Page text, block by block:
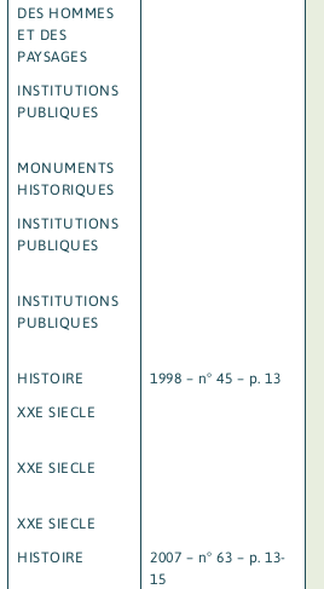
DES HOMMES
ET DES
PAYSAGES
INSTITUTIONS
PUBLIQUES
MONUMENTS
HISTORIQUES
INSTITUTIONS
PUBLIQUES
INSTITUTIONS
PUBLIQUES
HISTOIRE
1998 – n° 45 – p. 13
XXE SIECLE
XXE SIECLE
XXE SIECLE
HISTOIRE
2007 – n° 63 – p. 13-
15